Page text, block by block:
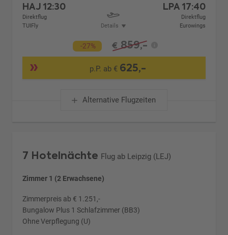
HAJ12:30
Direktflug
TUIFly
Details
LPA 17:40
Direktflug
Eurowings
-27% € 859,-
p.P. ab € 625,-
Alternative Flugzeiten
7 Hotelnächte Flug ab Leipzig (LEJ)
Zimmer 1 (2 Erwachsene)
Zimmerpreis ab € 1.251,-
Bungalow Plus 1 Schlafzimmer (BB3)
Ohne Verpflegung (U)